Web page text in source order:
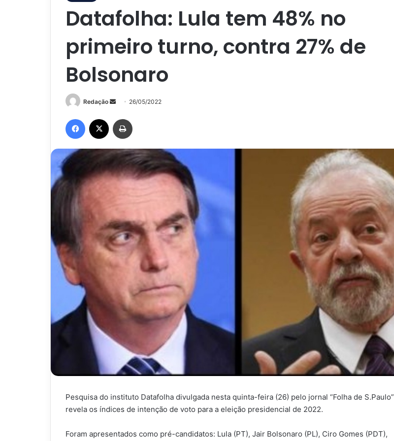
Datafolha: Lula tem 48% no
primeiro turno, contra 27% de
Bolsonaro
Redação
Mande
e-
mail
26/05/2022
Facebook
Pesquisa do instituto Datafolha divulgada nesta quinta-feira (26) pelo jornal “Folha de S.Paulo”
revela os índices de intenção de voto para a eleição presidencial de 2022.
Foram apresentados como pré-candidatos: Lula (PT), Jair Bolsonaro (PL), Ciro Gomes (PDT),